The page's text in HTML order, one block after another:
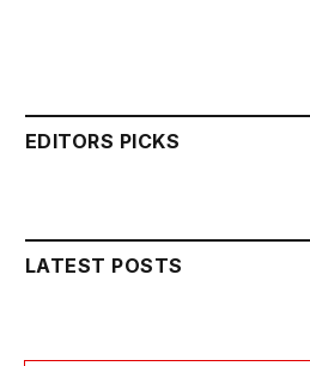
EDITORS PICKS
LATEST POSTS